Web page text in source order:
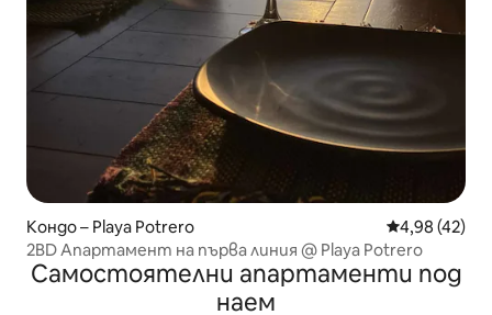
Кондо – Playa Potrero Средна
4,98 (42)
2BD Апартамент на първа линия @ Playa Potrero
Самостоятелни апартаменти под
наем